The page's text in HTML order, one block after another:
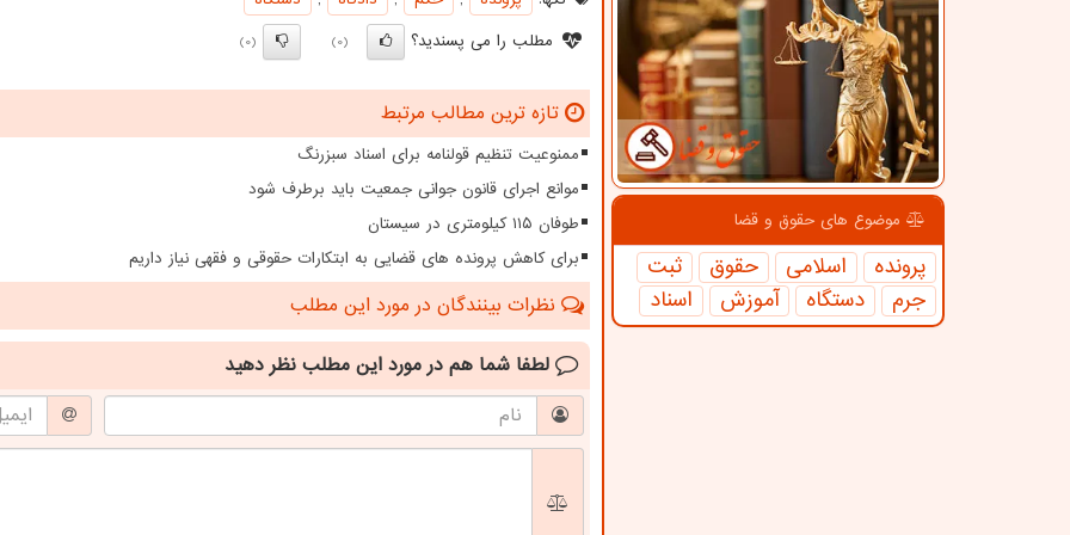
موضوع های حقوق و قضا
پرونده اسلامی حقوق
ثبت
جرم
دستگاه آموزش اسناد
مطلب را می پسندید؟
(0)
(0)
تازه ترین مطالب مرتبط
ممنوعیت تنظیم قولنامه برای اسناد سبزرنگ
موانع اجرای قانون جوانی جمعیت باید برطرف شود
طوفان ۱۱۵ کیلومتری در سیستان
برای کاهش پرونده های قضایی به ابتکارات حقوقی و فقهی نیاز داریم
نظرات بینندگان در مورد این مطلب
لطفا شما هم در مورد این مطلب نظر دهید